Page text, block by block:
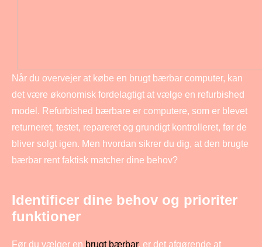
Når du overvejer at købe en brugt bærbar computer, kan
det være økonomisk fordelagtigt at vælge en refurbished
model. Refurbished bærbare er computere, som er blevet
returneret, testet, repareret og grundigt kontrolleret, før de
bliver solgt igen. Men hvordan sikrer du dig, at den brugte
bærbar rent faktisk matcher dine behov?
Identificer dine behov og prioriter
funktioner
Før du vælger en brugt bærbar, er det afgørende at